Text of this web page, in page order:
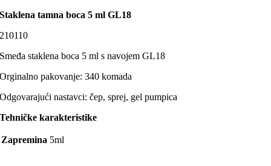
Staklena tamna boca 5 ml GL18
210110
Smeđa staklena boca 5 ml s navojem GL18
Orginalno pakovanje: 340 komada
Odgovarajući nastavci: čep, sprej, gel pumpica
Tehničke karakteristike
Zapremina 5ml